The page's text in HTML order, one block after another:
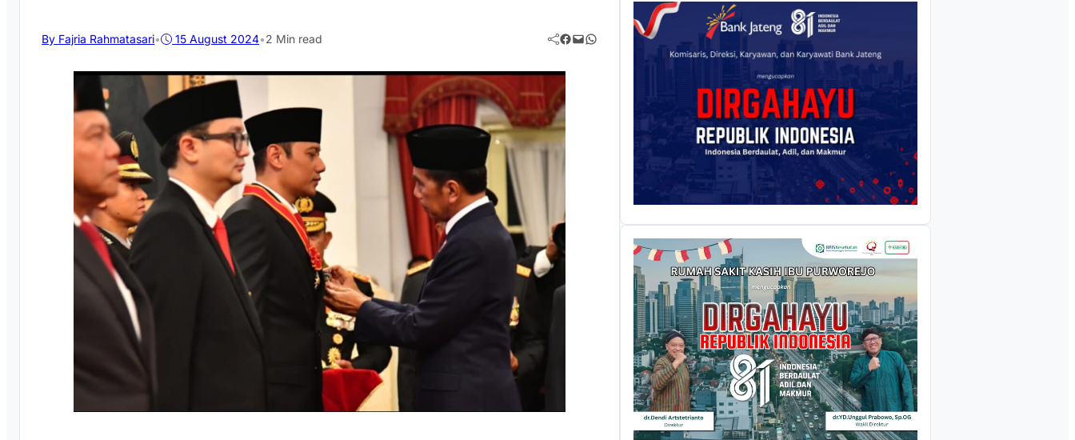
By Fajria Rahmatasari• 15 August 2024•2 Min read Facebook Mail WhatsApp